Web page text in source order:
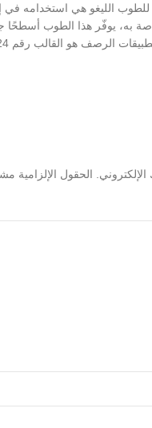
الليغو هي استخدامه في
به، يوفّر هذا الطوب أسطحًا
الرصف هو القالب رقم 24.
الحقول الإلزامية